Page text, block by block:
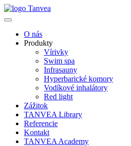
O nás
Produkty
Vírivky
Swim spa
Infrasauny
Hyperbarické komory
Vodíkové inhalátory
Red light
Zážitok
TANVEA Library
Referencie
Kontakt
TANVEA Academy